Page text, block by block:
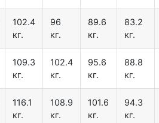
102.4
кг.
96
кг.
89.6
кг.
83.2
кг.
109.3
кг.
102.4
кг.
95.6
кг.
88.8
кг.
116.1
кг.
108.9
кг.
101.6
кг.
94.3
кг.